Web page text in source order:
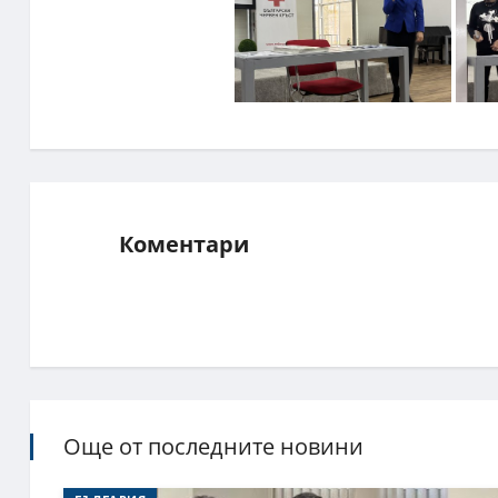
Коментари
Още от последните новини